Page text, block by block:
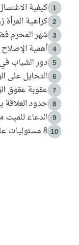
1 كيفية
2 كراهية المرأة
3 شهر المحرم
4 أهمية
5 دور الشباب
6 التحايل على
7 عقوبة عقوق
8 حدود
9 الدعاء للميت
10 8 مسئوليات على الزوج تجاه زوجته